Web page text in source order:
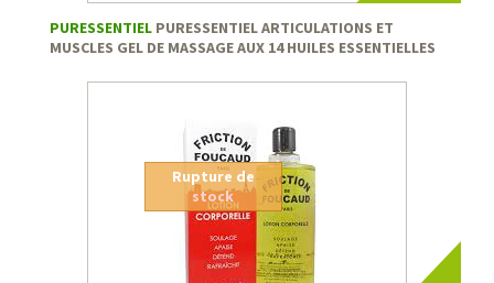
PURESSENTIEL PURESSENTIEL ARTICULATIONS ET
MUSCLES GEL DE MASSAGE AUX 14 HUILES ESSENTIELLES
Rupture de
stock